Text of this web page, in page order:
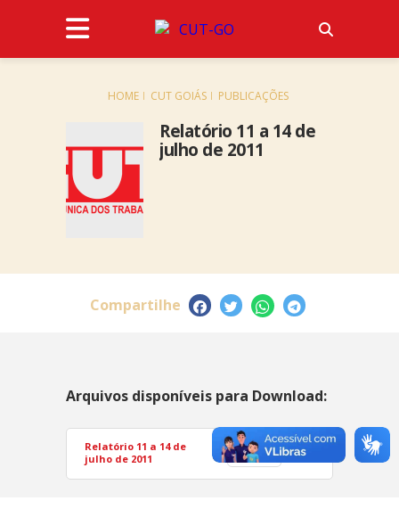
HOME CUT GOIÁS PUBLICAÇÕES
Relatório 11 a 14 de
julho de 2011
Compartilhe
Arquivos disponíveis para Download:
Relatório 11 a 14 de
julho de 2011
PDF